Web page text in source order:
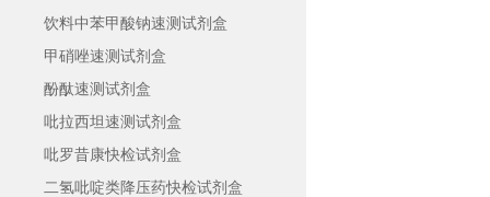
饮料中苯甲酸钠速测试剂盒
甲硝唑速测试剂盒
酚酞速测试剂盒
吡拉西坦速测试剂盒
吡罗昔康快检试剂盒
二氢吡啶类降压药快检试剂盒